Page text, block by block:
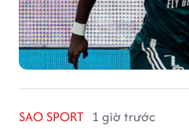
SAO SPORT 1 giờ trước